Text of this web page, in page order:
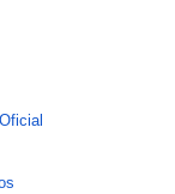
Oficial